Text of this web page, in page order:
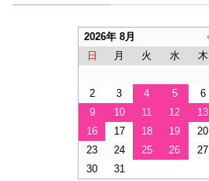
2026年 8月
日
月 火 水 木
2
3 4 5 6
9
10 11 12 13
16
17 18 19 20
23
24 25 26 27
30
31